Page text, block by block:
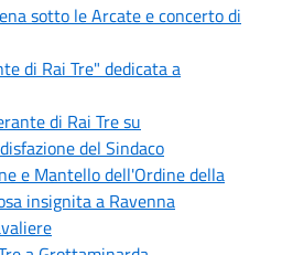
sotto le Arcate e concerto di
di Rai Tre" dedicata a
di Rai Tre su
del Sindaco
e Mantello dell'Ordine della
insignita a Ravenna